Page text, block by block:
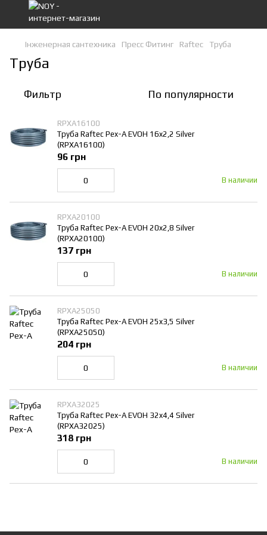
Інженерная сантехника Пресс Фитинг Raftec Труба
Труба
Фильтр По популярности
RPXA16100
Труба Raftec Pex-A EVOH 16x2,2 Silver
(RPXA16100)
В наличии
96 грн
RPXA20100
Труба Raftec Pex-A EVOH 20x2,8 Silver
(RPXA20100)
В наличии
137 грн
RPXA25050
Труба Raftec Pex-A EVOH 25x3,5 Silver
(RPXA25050)
В наличии
204 грн
RPXA32025
Труба Raftec Pex-A EVOH 32x4,4 Silver
(RPXA32025)
В наличии
318 грн